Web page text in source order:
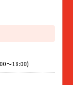
～18:00)